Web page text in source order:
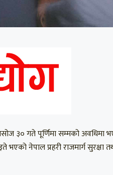
३० गते पूर्णिमा सम्मको अवधिमा
नेपाल प्रहरी राजमार्ग सुरक्षा